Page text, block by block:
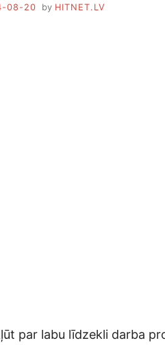
08-20 by HITNET.LV
par labu līdzekli darba